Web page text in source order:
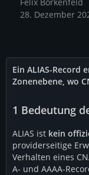
28. Dezember
Ein ALIAS-Record
Zonenebene, wo
1 Bedeutung
ALIAS ist kein
providerseitige
Verhalten eines
A- und AAAA-